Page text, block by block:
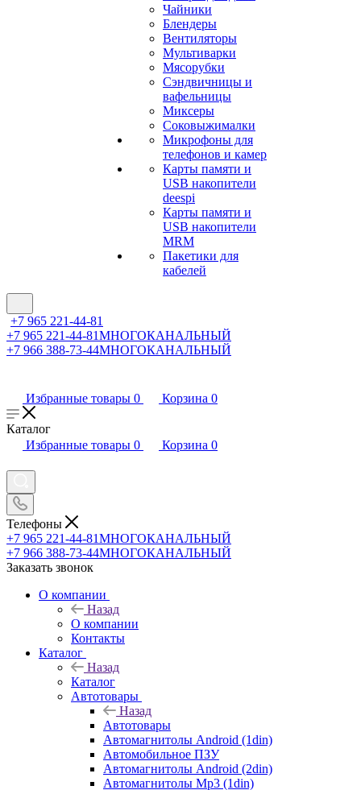
Чайники
Блендеры
Вентиляторы
Мультиварки
Мясорубки
Сэндвичницы и
вафельницы
Миксеры
Соковыжималки
Микрофоны для
телефонов и камер
Карты памяти и
USB накопители
deespi
Карты памяти и
USB накопители
MRM
Пакетики для
кабелей
+7 965 221-44-81
+7 965 221-44-81МНОГОКАНАЛЬНЫЙ
+7 966 388-73-44МНОГОКАНАЛЬНЫЙ
Избранные товары 0 Корзина 0
Каталог
Избранные товары 0 Корзина 0
Телефоны
+7 965 221-44-81МНОГОКАНАЛЬНЫЙ
+7 966 388-73-44МНОГОКАНАЛЬНЫЙ
Заказать звонок
О компании
Назад
О компании
Контакты
Каталог
Назад
Каталог
Автотовары
Назад
Автотовары
Автомагнитолы Android (1din)
Автомобильное ПЗУ
Автомагнитолы Android (2din)
Автомагнитолы Mp3 (1din)